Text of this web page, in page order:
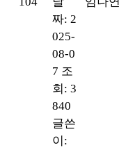
짜: 2
025-
08-0
7 조
회: 3
840
글쓴
이: